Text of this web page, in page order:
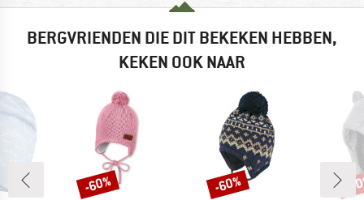
BERGVRIENDEN DIE DIT BEKEKEN HEBBEN,
KEKEN OOK NAAR
Korting
-60% Korting
-60% -